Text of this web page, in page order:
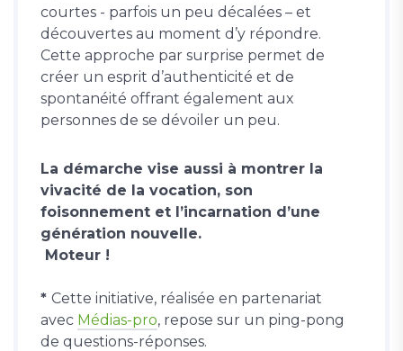
courtes - parfois un peu décalées – et
découvertes au moment d’y répondre.
Cette approche par surprise permet de
créer un esprit d’authenticité et de
spontanéité offrant également aux
personnes de se dévoiler un peu.
La démarche vise aussi à montrer la
vivacité de la vocation, son
foisonnement et l’incarnation d’une
génération nouvelle.
Moteur !
* Cette initiative, réalisée en partenariat
avec Médias-pro, repose sur un ping-pong
de questions-réponses.